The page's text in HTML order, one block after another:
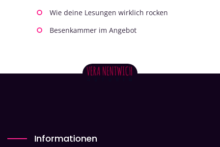
Wie deine Lesungen wirklich rocken
Besenkammer im Angebot
Informationen